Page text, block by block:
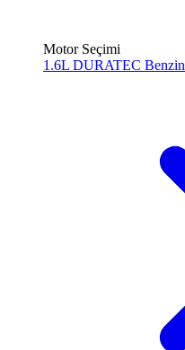
Motor Seçimi
1.6L DURATEC Benzin